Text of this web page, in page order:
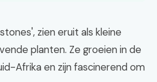
zien eruit als kleine
planten. Ze groeien in de
Afrika en zijn fascinerend om